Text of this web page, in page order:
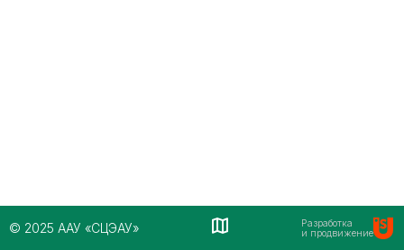
© 2025 ААУ «СЦЭАУ»
Разработка
и продвижение